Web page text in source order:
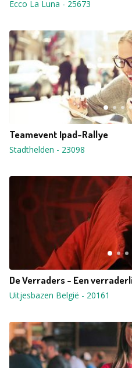
Ecco La Luna - 25673
Teamevent Ipad-Rallye
Stadthelden - 23098
De Verraders - Een
Uitjesbazen België - 20161